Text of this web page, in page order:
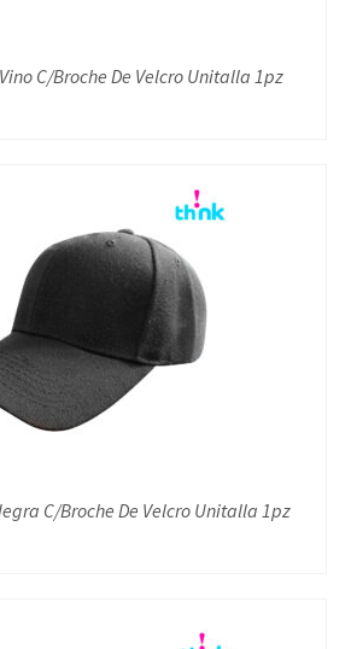
C/Broche De Velcro Unitalla 1pz
C/Broche De Velcro Unitalla 1pz